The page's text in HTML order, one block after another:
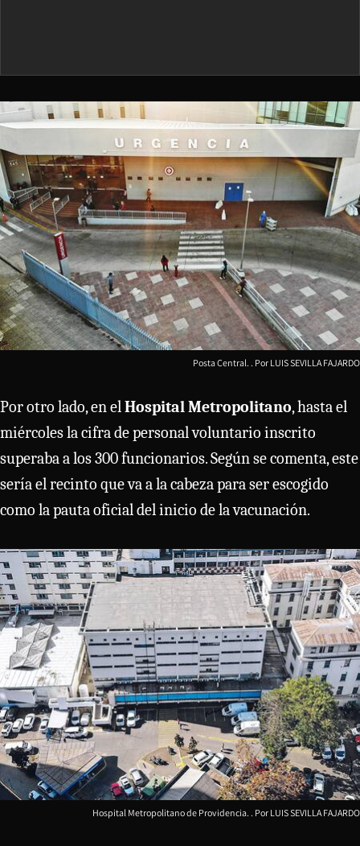
Posta Central. LUIS SEVILLA FAJARDO
Por otro lado, en elHospital Metropolitano, hasta el
miércoles la cifra de personal voluntario inscrito
superaba a los 300 funcionarios. Según se comenta, este
sería el recinto que va a la cabeza para ser escogido
como la pauta oficial del inicio de la vacunación.
Hospital Metropolitano de Providencia. LUIS SEVILLA FAJARDO